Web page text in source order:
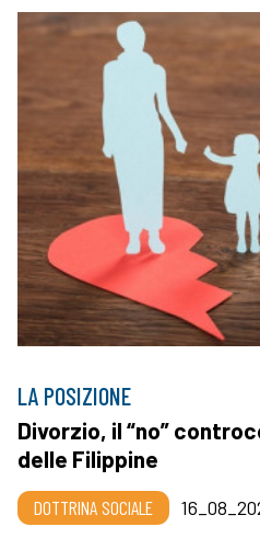
LA POSIZIONE
Divorzio, il “no”
delle Filippine
DOTTRINA SOCIALE